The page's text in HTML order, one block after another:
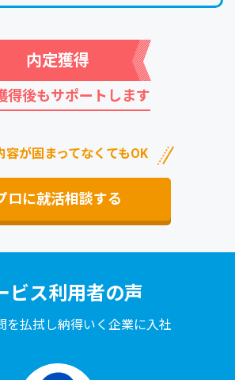
内定獲得
得後もサポートします
容が固まってなくてもOK
ロに就活相談する
ビス利⽤者の声
を払拭し納得いく企業に⼊社